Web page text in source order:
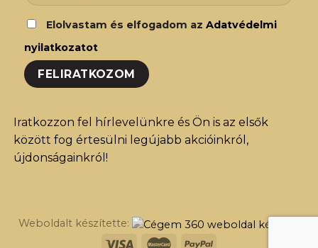
Elolvastam és elfogadom az Adatvédelmi
nyilatkozatot
Iratkozzon fel hírlevelünkre és Ön is az elsők
között fog értesülni legújabb akcióinkról,
újdonságainkról!
Weboldalt készítette: